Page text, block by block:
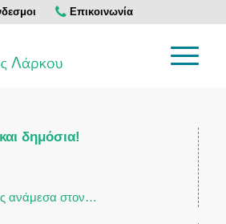
Επικοινωνία
δημόσια!
ανάμεσα στον…